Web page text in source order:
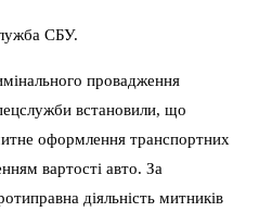
СБУ.
провадження
встановили, що
оформлення транспортних
вартості авто. За
діяльність митників